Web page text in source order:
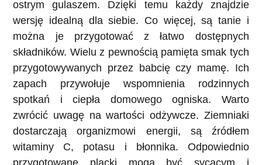
ostrym gulaszem. Dzięki temu każdy znajdzie
wersję idealną dla siebie. Co więcej, są tanie i
można je przygotować z łatwo dostępnych
składników. Wielu z pewnością pamięta smak tych
przygotowywanych przez babcię czy mamę. Ich
zapach przywołuje wspomnienia rodzinnych
spotkań i ciepła domowego ogniska. Warto
zwrócić uwagę na wartości odżywcze. Ziemniaki
dostarczają organizmowi energii, są źródłem
witaminy C, potasu i błonnika. Odpowiednio
przygotowane placki mogą być sycącym i